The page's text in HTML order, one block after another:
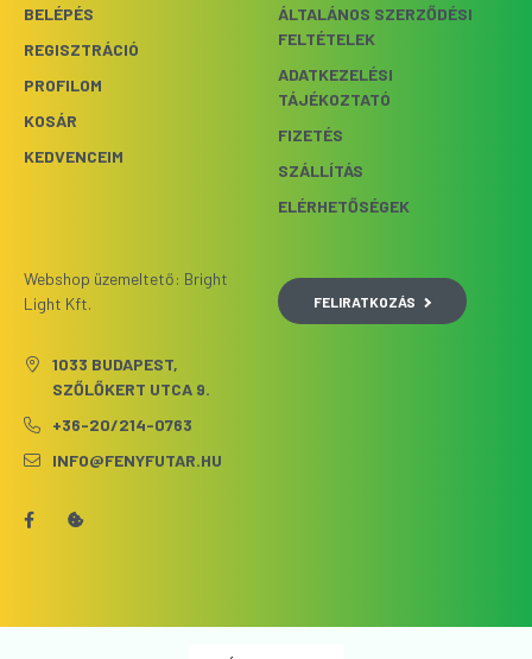
BELÉPÉS
REGISZTRÁCIÓ
PROFILOM
KOSÁR
KEDVENCEIM
ÁLTALÁNOS SZERZŐDÉSI
FELTÉTELEK
ADATKEZELÉSI
TÁJÉKOZTATÓ
FIZETÉS
SZÁLLÍTÁS
ELÉRHETŐSÉGEK
Webshop üzemeltető: Bright
Light Kft.
1033 BUDAPEST,
SZŐLŐKERT UTCA 9.
+36-20/214-0763
INFO@FENYFUTAR.HU
FELIRATKOZÁS